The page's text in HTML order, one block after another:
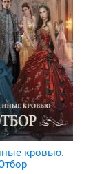
кровью.